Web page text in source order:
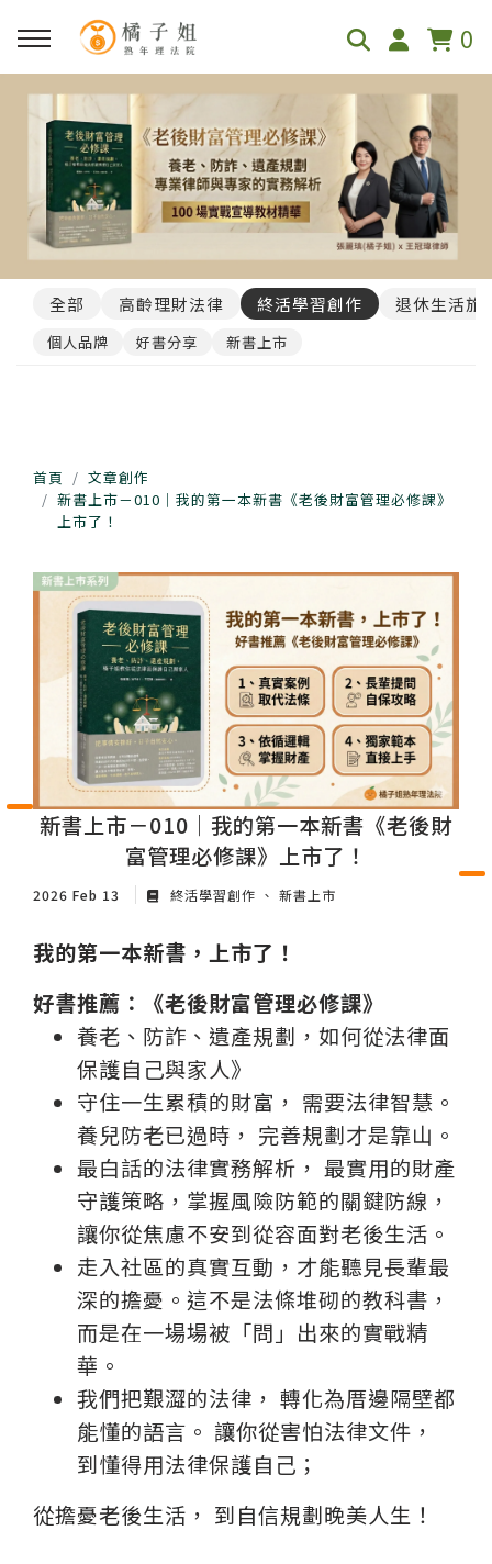
0
全部 高齡理財法律 終活學習創作 退休生活旅
個人品牌 好書分享 新書上市
首頁
文章創作
新書上市－010｜我的第一本新書《老後財富管理必修課》
上市了！
新書上市－010｜我的第一本新書《老後財
富管理必修課》上市了！
2026 Feb 13 終活學習創作 新書上市
我的第一本新書，上市了！
好書推薦：《老後財富管理必修課》
養老、防詐、遺產規劃，如何從法律面
保護自己與家人》
守住一生累積的財富， 需要法律智慧。
養兒防老已過時， 完善規劃才是靠山。
最白話的法律實務解析， 最實用的財產
守護策略，掌握風險防範的關鍵防線，
讓你從焦慮不安到從容面對老後生活。
走入社區的真實互動，才能聽見長輩最
深的擔憂。這不是法條堆砌的教科書，
而是在一場場被「問」出來的實戰精
華。
我們把艱澀的法律， 轉化為厝邊隔壁都
能懂的語言。 讓你從害怕法律文件，
到懂得用法律保護自己；
從擔憂老後生活， 到自信規劃晚美人生！